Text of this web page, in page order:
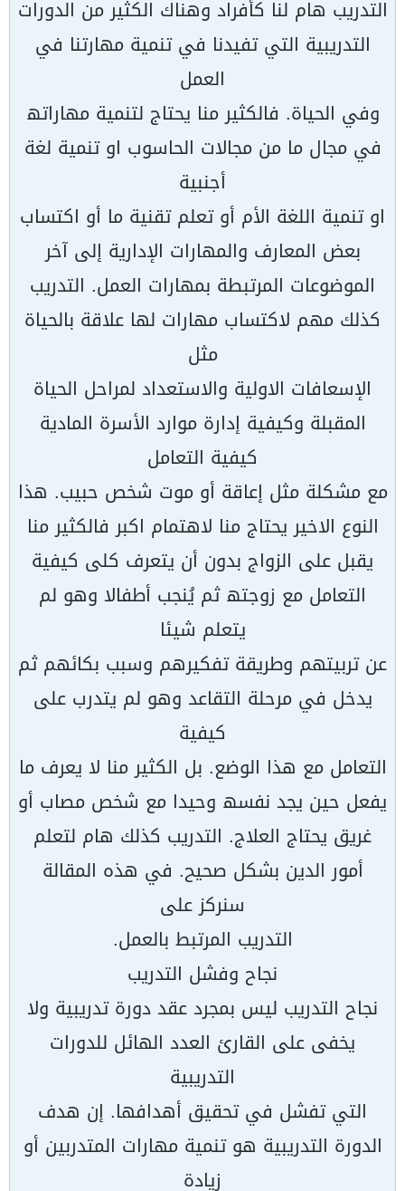
التدریب ھام لنا كأفراد وھناك الكثیر من الدورات
التدریبیة التي تفیدنا في تنمیة مھارتنا في
العمل
وفي الحیاة. فالكثیر منا یحتاج لتنمیة مھاراتھ
في مجال ما من مجالات الحاسوب او تنمیة لغة
أجنبیة
او تنمیة اللغة الأم أو تعلم تقنیة ما أو اكتساب
بعض المعارف والمھارات الإداریة إلى آخر
الموضوعات المرتبطة بمھارات العمل. التدریب
كذلك مھم لاكتساب مھارات لھا علاقة بالحیاة
مثل
الإسعافات الاولیة والاستعداد لمراحل الحیاة
المقبلة وكیفیة إدارة موارد الأسرة المادیة
كیفیة التعامل
مع مشكلة مثل إعاقة أو موت شخص حبیب. ھذا
النوع الاخیر یحتاج منا لاھتمام اكبر فالكثیر منا
یقبل على الزواج بدون أن یتعرف كلى كیفیة
التعامل مع زوجتھ ثم یُنجب أطفالا وھو لم
یتعلم شیئا
عن تربیتھم وطریقة تفكیرھم وسبب بكائھم ثم
یدخل في مرحلة التقاعد وھو لم یتدرب على
كیفیة
التعامل مع ھذا الوضع. بل الكثیر منا لا یعرف ما
یفعل حین یجد نفسھ وحیدا مع شخص مصاب أو
غریق یحتاج العلاج. التدریب كذلك ھام لتعلم
أمور الدین بشكل صحیح. في ھذه المقالة
سنركز على
التدریب المرتبط بالعمل.
نجاح وفشل التدریب
نجاح التدریب لیس بمجرد عقد دورة تدریبیة ولا
یخفى على القارئ العدد الھائل للدورات
التدریبیة
التي تفشل في تحقیق أھدافھا. إن ھدف
الدورة التدریبیة ھو تنمیة مھارات المتدربین أو
زیادة